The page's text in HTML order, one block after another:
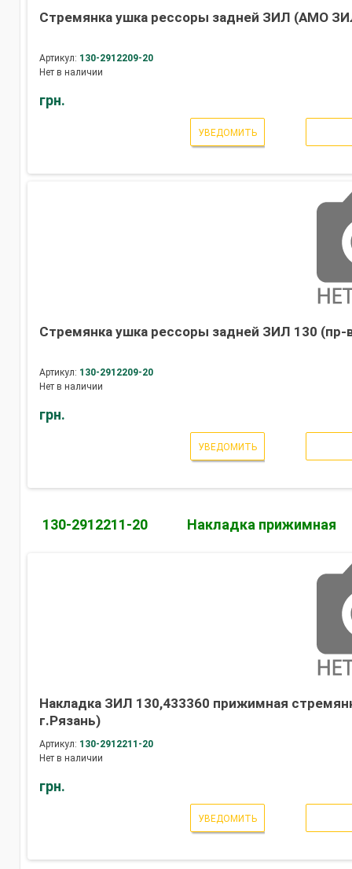
Стремянка ушка рессоры задней ЗИЛ (АМО
Артикул: 130-2912209-20
Нет в наличии
грн.
УВЕДОМИТЬ
Стремянка ушка рессоры задней ЗИЛ 130 (пр-
Артикул: 130-2912209-20
Нет в наличии
грн.
УВЕДОМИТЬ
130-2912211-20 Накладка прижимная
Накладка ЗИЛ 130,433360 прижимная
г.Рязань)
Артикул: 130-2912211-20
Нет в наличии
грн.
УВЕДОМИТЬ